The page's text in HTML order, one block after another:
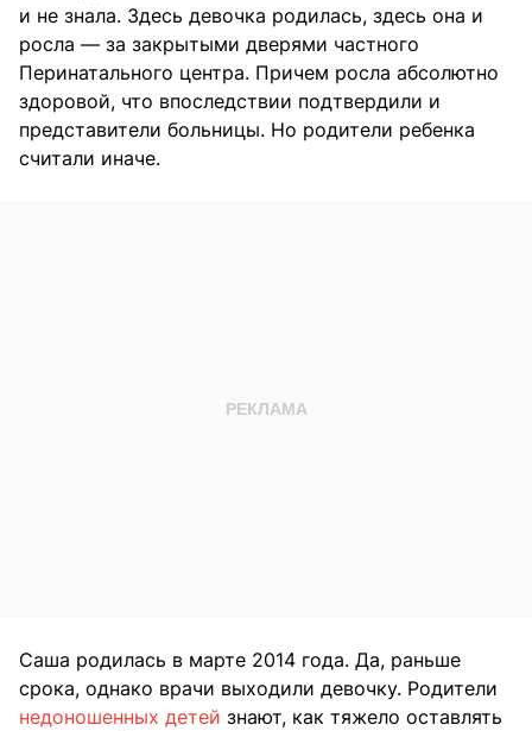
и не знала. Здесь девочка родилась, здесь она и
росла — за закрытыми дверями частного
Перинатального центра. Причем росла абсолютно
здоровой, что впоследствии подтвердили и
представители больницы. Но родители ребенка
считали иначе.
Саша родилась в марте 2014 года. Да, раньше
срока, однако врачи выходили девочку. Родители
недоношенных детей знают, как тяжело оставлять